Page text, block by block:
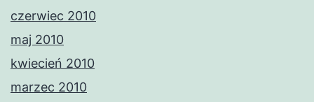
czerwiec 2010
maj 2010
kwiecień 2010
marzec 2010